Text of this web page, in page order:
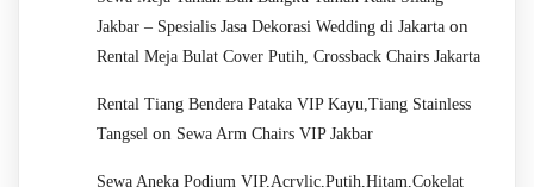
Jakbar – Spesialis Jasa Dekorasi Wedding di Jakarta on
Rental Meja Bulat Cover Putih, Crossback Chairs Jakarta
Rental Tiang Bendera Pataka VIP Kayu,Tiang Stainless
Tangsel on Sewa Arm Chairs VIP Jakbar
Sewa Aneka Podium VIP,Acrylic,Putih,Hitam,Cokelat